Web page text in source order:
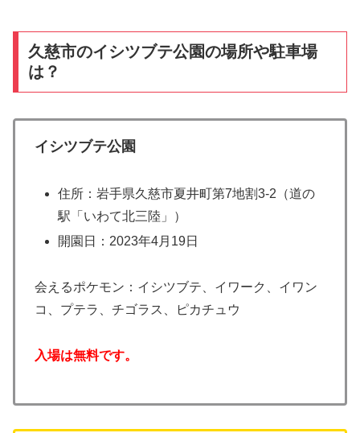
久慈市のイシツブテ公園の場所や駐車場
は？
イシツブテ公園
住所：岩手県久慈市夏井町第7地割3-2（道の
駅「いわて北三陸」）
開園日：2023年4月19日
会えるポケモン：イシツブテ、イワーク、イワン
コ、プテラ、チゴラス、ピカチュウ
入場は無料です。